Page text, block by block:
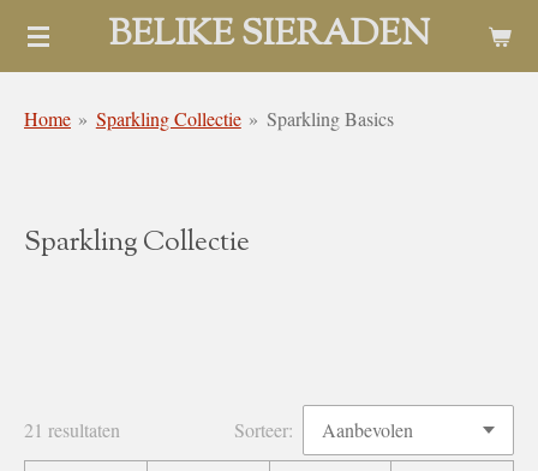
Ga
de
BELIKE SIERADEN
Home » Sparkling Collectie » Sparkling Basics
Sparkling Collectie
21 resultaten Sorteer: